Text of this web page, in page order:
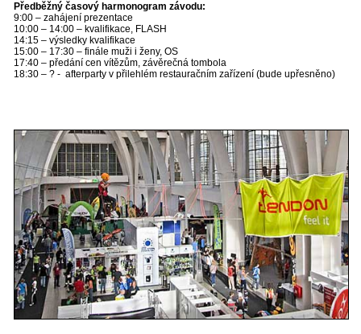
Předběžný časový harmonogram závodu:
9:00 – zahájení prezentace
10:00 – 14:00 – kvalifikace, FLASH
14:15 – výsledky kvalifikace
15:00 – 17:30 – finále muži i ženy, OS
17:40 – předání cen vítězům, závěrečná tombola
18:30 – ? - afterparty v přilehlém restauračním zařízení (bude upřesněno)